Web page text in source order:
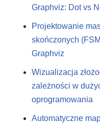
Graphviz: Dot vs
Projektowanie
skończonych
Graphviz
Wizualizacja
zależności w
oprogramowania
Automatyczne